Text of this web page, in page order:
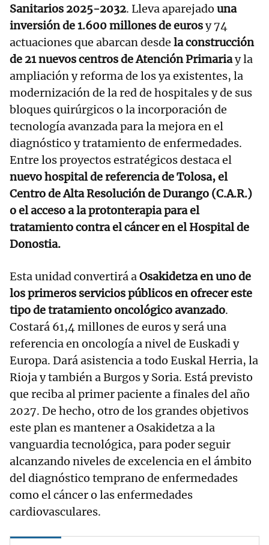
Sanitarios 2025-2032. Lleva aparejado una
inversión de 1.600 millones de eurosy 74
actuaciones que abarcan desde la construcción
de 21 nuevos centros de Atención Primariay la
ampliación y reforma de los ya existentes, la
modernización de la red de hospitales y de sus
bloques quirúrgicos o la incorporación de
tecnología avanzada para la mejora en el
diagnóstico y tratamiento de enfermedades.
Entre los proyectos estratégicos destaca el
nuevo hospital de referencia de Tolosa, el
Centro de Alta Resolución de Durango (C.A.R.)
o el acceso a la protonterapia para el
tratamiento contra el cáncer en el Hospital de
Donostia.
Esta unidad convertirá aOsakidetza en uno de
los primeros servicios públicos en ofrecer este
tipo de tratamiento oncológico avanzado.
Costará 61,4 millones de euros y será una
referencia en oncología a nivel de Euskadi y
Europa. Dará asistencia a todo Euskal Herria, la
Rioja y también a Burgos y Soria. Está previsto
que reciba al primer paciente a finales del año
2027. De hecho, otro de los grandes objetivos
este plan es mantener a Osakidetza a la
vanguardia tecnológica, para poder seguir
alcanzando niveles de excelencia en el ámbito
del diagnóstico temprano de enfermedades
como el cáncer o las enfermedades
cardiovasculares.